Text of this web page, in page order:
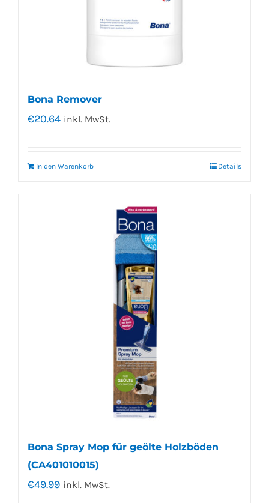
Bona Remover
€20.64 inkl. MwSt.
In den Warenkorb Details
Bona Spray Mop für geölte Holzböden
(CA401010015)
€49.99 inkl. MwSt.